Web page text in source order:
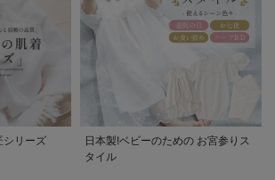
シリーズ
日本製!ベビーのための お宮参りス
タイル